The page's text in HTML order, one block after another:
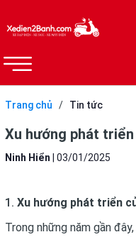
Trang chủ / Tin tức
Xu hướng phát
Ninh Hiển 03/01/2025
1. Xu hướng phát triển
Trong những năm gần